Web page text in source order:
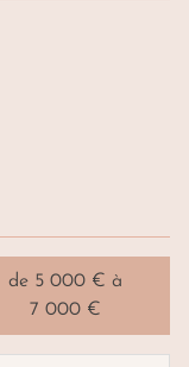
de 5 000 € à
7 000 €